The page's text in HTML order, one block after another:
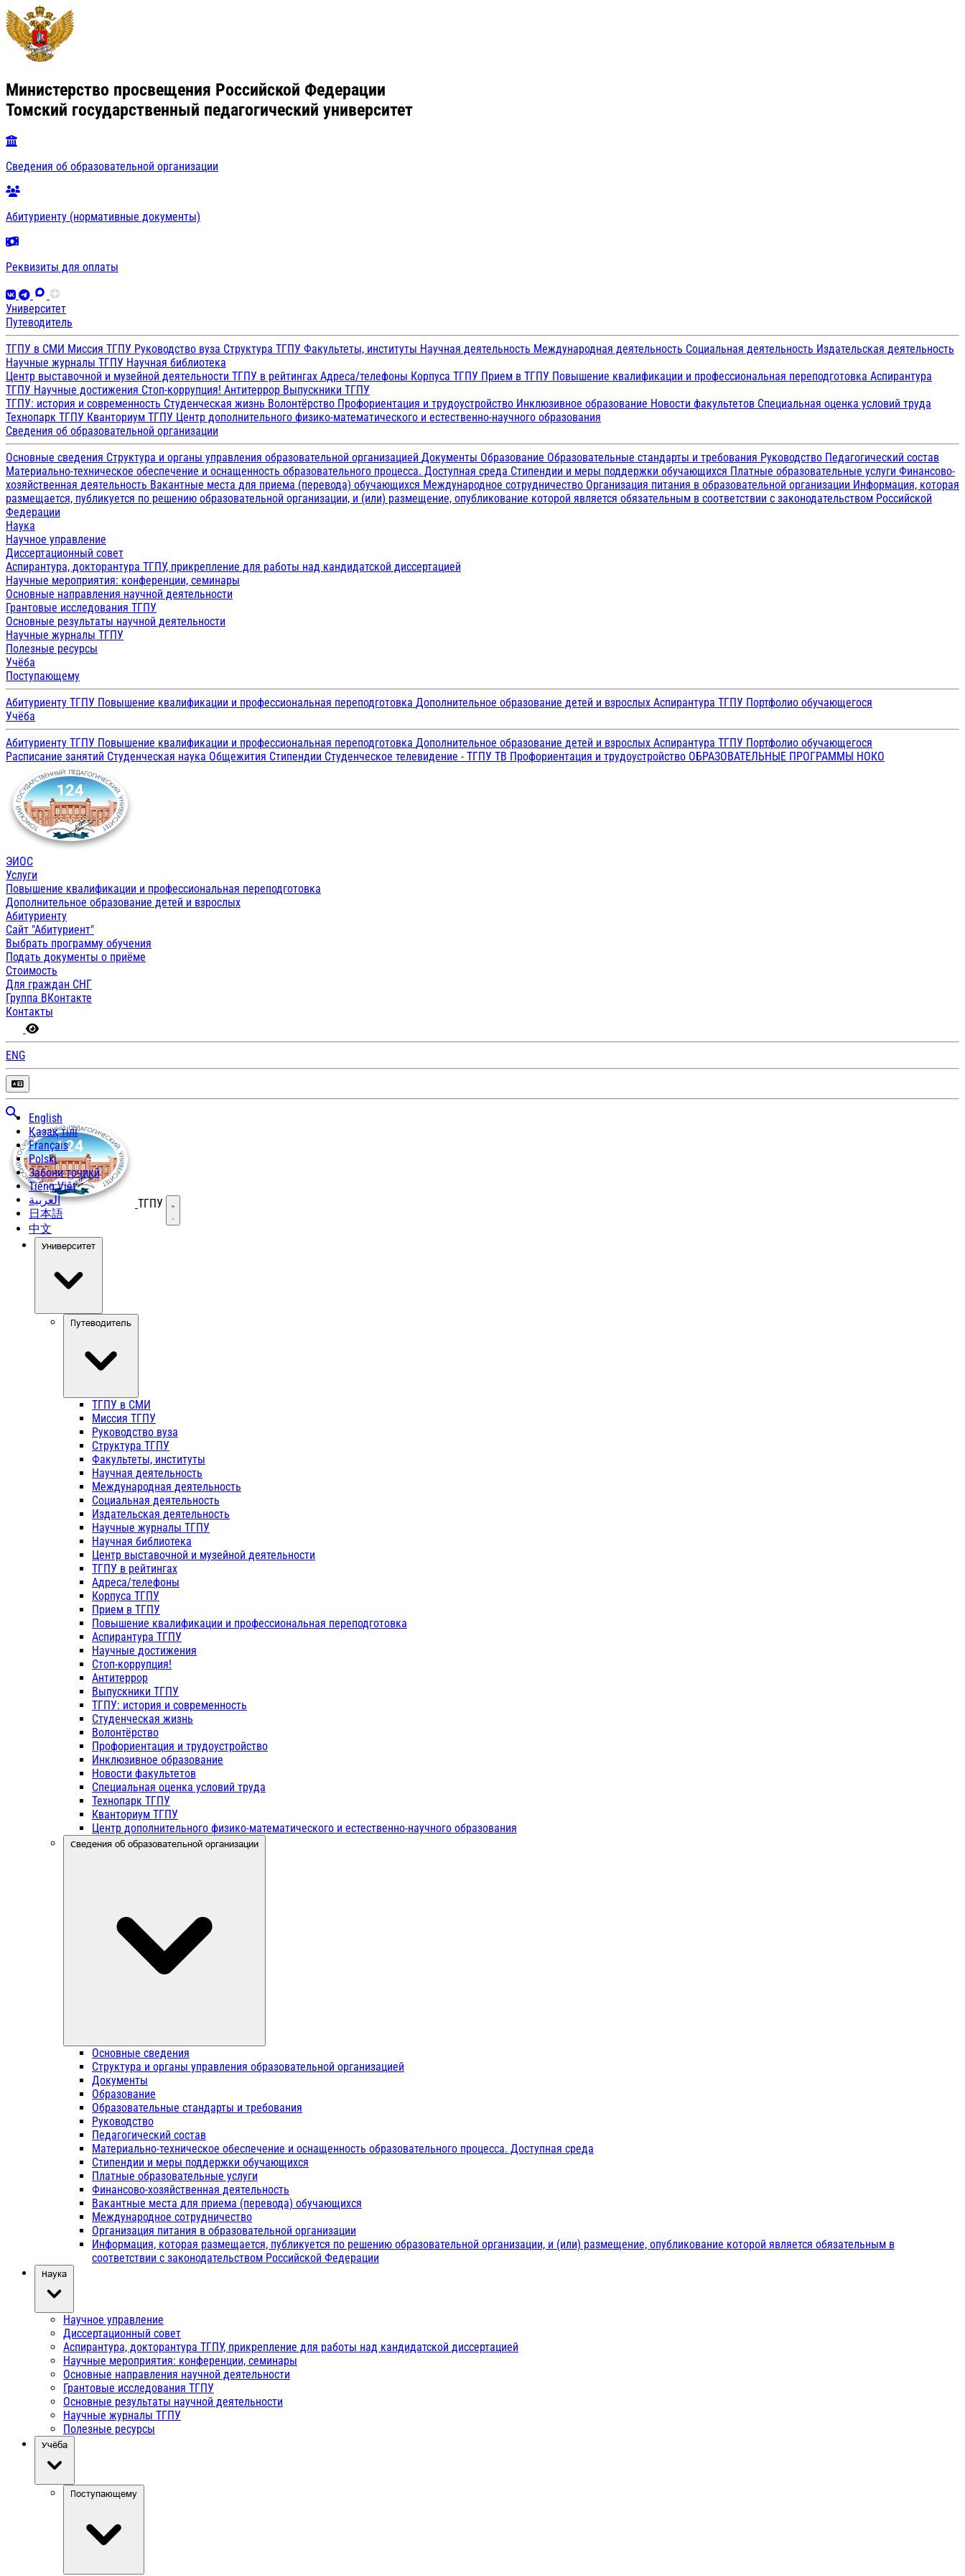
Министерство просвещения Российской Федерации
Томский государственный педагогический университет
Сведения об образовательной организации
Абитуриенту (нормативные документы)
Реквизиты для оплаты
Университет
Путеводитель
ТГПУ в СМИ Миссия ТГПУ Руководство вуза Структура ТГПУ Факультеты, институты Научная деятельность Международная деятельность Социальная деятельность Издательская деятельность
Научные журналы ТГПУ Научная библиотека
Центр выставочной и музейной деятельности ТГПУ в рейтингах Адреса/телефоны Корпуса ТГПУ Прием в ТГПУ Повышение квалификации и профессиональная переподготовка Аспирантура
ТГПУ Научные достижения Стоп-коррупция! Антитеррор Выпускники ТГПУ
ТГПУ: история и современность Студенческая жизнь Волонтёрство Профориентация и трудоустройство Инклюзивное образование Новости факультетов Специальная оценка условий труда
Технопарк ТГПУ Кванториум ТГПУ Центр дополнительного физико-математического и естественно-научного образования
Сведения об образовательной организации
Основные сведения Структура и органы управления образовательной организацией Документы Образование Образовательные стандарты и требования Руководство Педагогический состав
Материально-техническое обеспечение и оснащенность образовательного процесса. Доступная среда Стипендии и меры поддержки обучающихся Платные образовательные услуги Финансово-
хозяйственная деятельность Вакантные места для приема (перевода) обучающихся Международное сотрудничество Организация питания в образовательной организации Информация, которая
размещается, публикуется по решению образовательной организации, и (или) размещение, опубликование которой является обязательным в соответствии с законодательством Российской
Федерации
Наука
Научное управление
Диссертационный совет
Аспирантура, докторантура ТГПУ, прикрепление для работы над кандидатской диссертацией
Научные мероприятия: конференции, семинары
Основные направления научной деятельности
Грантовые исследования ТГПУ
Основные результаты научной деятельности
Научные журналы ТГПУ
Полезные ресурсы
Учёба
Поступающему
Абитуриенту ТГПУ Повышение квалификации и профессиональная переподготовка Дополнительное образование детей и взрослых Аспирантура ТГПУ Портфолио обучающегося
Учёба
Абитуриенту ТГПУ Повышение квалификации и профессиональная переподготовка Дополнительное образование детей и взрослых Аспирантура ТГПУ Портфолио обучающегося
Расписание занятий Студенческая наука Общежития Стипендии Студенческое телевидение - ТГПУ ТВ Профориентация и трудоустройство ОБРАЗОВАТЕЛЬНЫЕ ПРОГРАММЫ НОКО
ЭИОС
Услуги
Повышение квалификации и профессиональная переподготовка
Дополнительное образование детей и взрослых
Абитуриенту
Сайт "Абитуриент"
Выбрать программу обучения
Подать документы о приёме
Стоимость
Для граждан СНГ
Группа ВКонтакте
Контакты
ENG
English
Қазақ тілі
Français
Polski
Забони тоҷикӣ
Tiếng Việt
العربية
日本語
中文
ТГПУ Открыть меню
Университет
Путеводитель
ТГПУ в СМИ
Миссия ТГПУ
Руководство вуза
Структура ТГПУ
Факультеты, институты
Научная деятельность
Международная деятельность
Социальная деятельность
Издательская деятельность
Научные журналы ТГПУ
Научная библиотека
Центр выставочной и музейной деятельности
ТГПУ в рейтингах
Адреса/телефоны
Корпуса ТГПУ
Прием в ТГПУ
Повышение квалификации и профессиональная переподготовка
Аспирантура ТГПУ
Научные достижения
Стоп-коррупция!
Антитеррор
Выпускники ТГПУ
ТГПУ: история и современность
Студенческая жизнь
Волонтёрство
Профориентация и трудоустройство
Инклюзивное образование
Новости факультетов
Специальная оценка условий труда
Технопарк ТГПУ
Кванториум ТГПУ
Центр дополнительного физико-математического и естественно-научного образования
Сведения об образовательной организации
Основные сведения
Структура и органы управления образовательной организацией
Документы
Образование
Образовательные стандарты и требования
Руководство
Педагогический состав
Материально-техническое обеспечение и оснащенность образовательного процесса. Доступная среда
Стипендии и меры поддержки обучающихся
Платные образовательные услуги
Финансово-хозяйственная деятельность
Вакантные места для приема (перевода) обучающихся
Международное сотрудничество
Организация питания в образовательной организации
Информация, которая размещается, публикуется по решению образовательной организации, и (или) размещение, опубликование которой является обязательным в
соответствии с законодательством Российской Федерации
Наука
Научное управление
Диссертационный совет
Аспирантура, докторантура ТГПУ, прикрепление для работы над кандидатской диссертацией
Научные мероприятия: конференции, семинары
Основные направления научной деятельности
Грантовые исследования ТГПУ
Основные результаты научной деятельности
Научные журналы ТГПУ
Полезные ресурсы
Учёба
Поступающему